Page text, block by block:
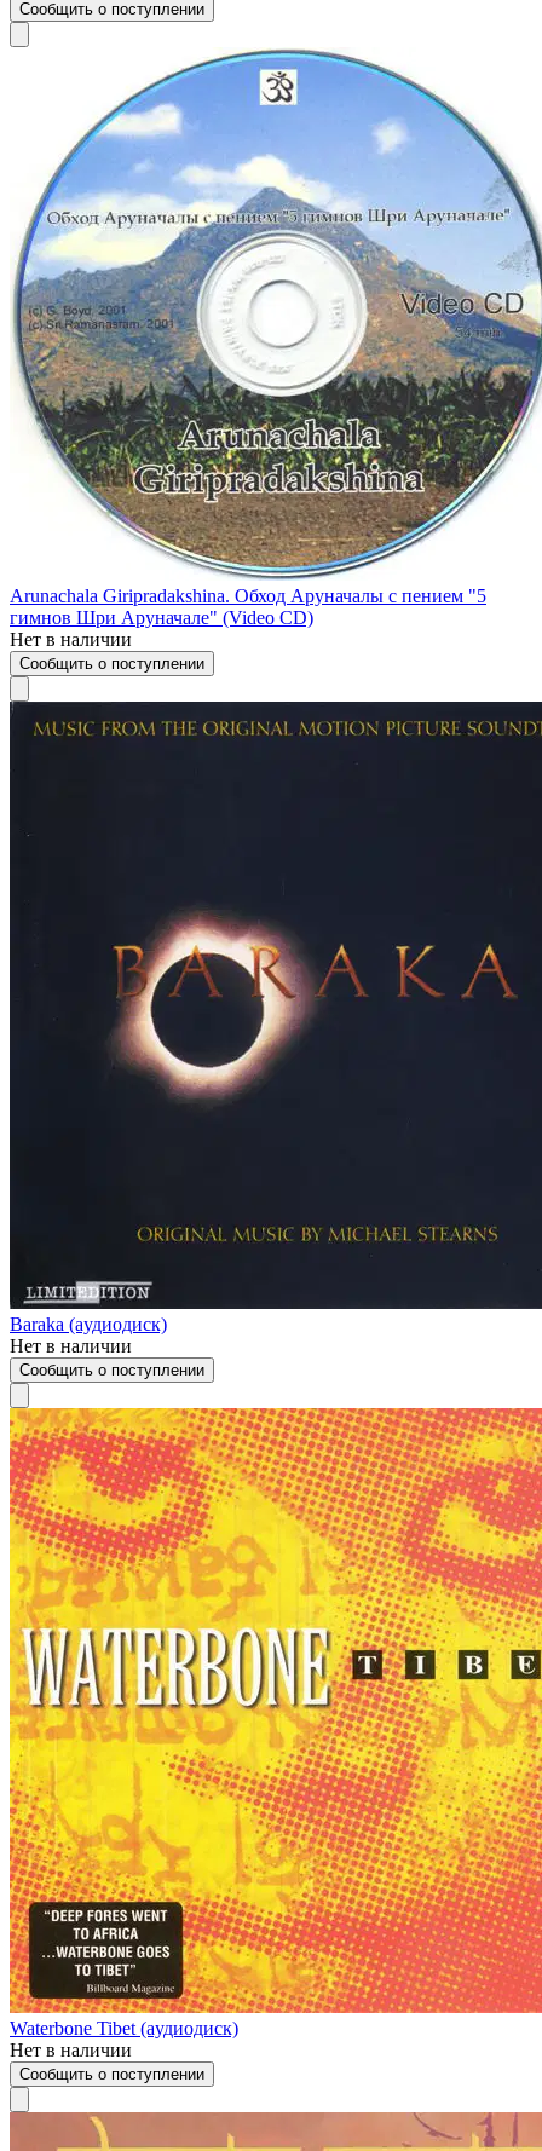
Сообщить о поступлении
Arunachala Giripradakshina. Обход Аруначалы с пением "5
гимнов Шри Аруначале" (Video CD)
Нет в наличии
Сообщить о поступлении
Baraka (aудиодиск)
Нет в наличии
Сообщить о поступлении
Waterbone Tibet (aудиодиск)
Нет в наличии
Сообщить о поступлении